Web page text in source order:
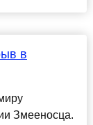
в
Змееносца.